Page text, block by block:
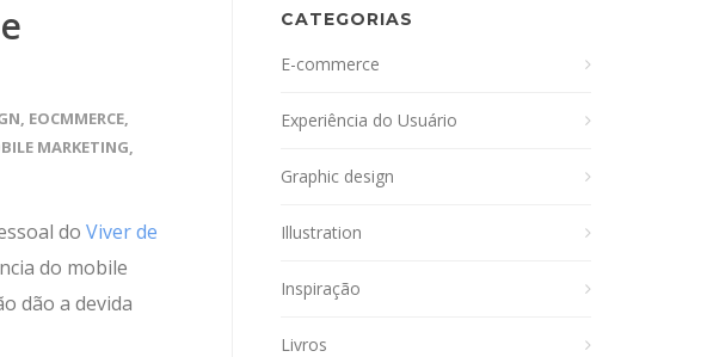
, EOCMMERCE,
MARKETING,
do Viver de
do mobile
dão a devida
CATEGORIAS
E-commerce
Experiência do Usuário
Graphic design
Illustration
Inspiração
Livros